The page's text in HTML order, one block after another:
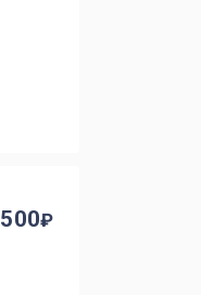
500